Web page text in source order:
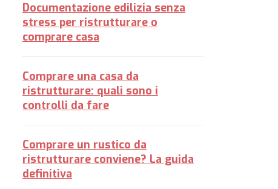
Documentazione edilizia senza
stress per ristrutturare o
comprare casa
Comprare una casa da
ristrutturare: quali sono i
controlli da fare
Comprare un rustico da
ristrutturare conviene? La guida
definitiva